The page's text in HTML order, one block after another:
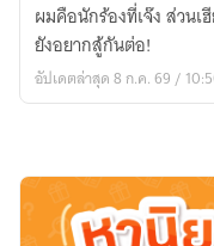
Light
อาจ
จะ
อาจ
จะ
ยัง
ผมคือนักร้องที่เจ๊ง ส่วนเ
ยังอยากสู้กันต่อ!
อัปเดตล่าสุด 8 ก.ค. 69 /